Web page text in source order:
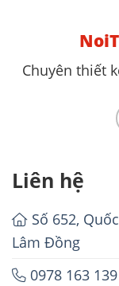
Chuyên thiết
Liên hệ
Số 652,
Lâm Đồng
0978 163 139